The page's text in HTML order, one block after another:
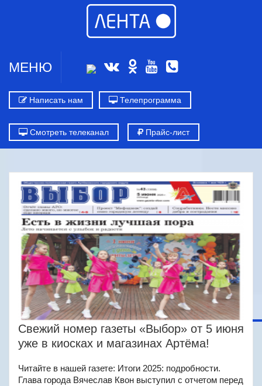
МЕНЮ
Написать нам Телепрограмма
Смотреть телеканал Прайс-лист
Свежий номер газеты «Выбор» от 5 июня
уже в киосках и магазинах Артёма!
Читайте в нашей газете: Итоги 2025: подробности.
Глава города Вячеслав Квон выступил с отчетом перед